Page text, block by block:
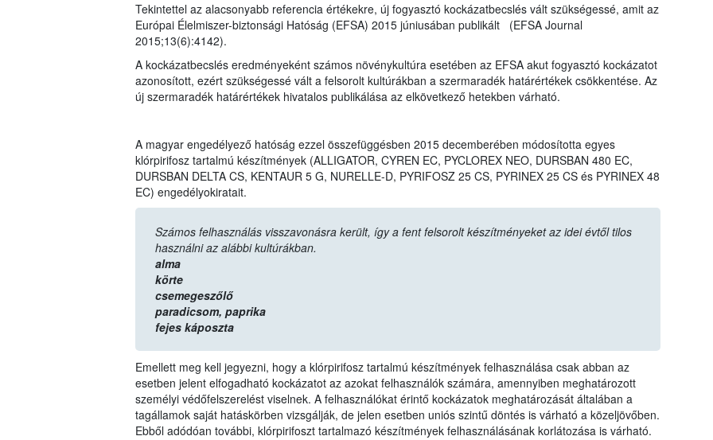
Tekintettel az alacsonyabb referencia értékekre, új fogyasztó kockázatbecslés vált szükségessé, amit az
Európai Élelmiszer-biztonsági Hatóság (EFSA) 2015 júniusában publikált (EFSA Journal
2015;13(6):4142).
A kockázatbecslés eredményeként számos növénykultúra esetében az EFSA akut fogyasztó kockázatot
azonosított, ezért szükségessé vált a felsorolt kultúrákban a szermaradék határértékek csökkentése. Az
új szermaradék határértékek hivatalos publikálása az elkövetkező hetekben várható.
A magyar engedélyező hatóság ezzel összefüggésben 2015 decemberében módosította egyes
klórpirifosz tartalmú készítmények (ALLIGATOR, CYREN EC, PYCLOREX NEO, DURSBAN 480 EC,
DURSBAN DELTA CS, KENTAUR 5 G, NURELLE-D, PYRIFOSZ 25 CS, PYRINEX 25 CS és PYRINEX 48
EC) engedélyokiratait.
Számos felhasználás visszavonásra került, így a fent felsorolt készítményeket az idei évtől tilos
használni az alábbi kultúrákban.
alma
körte
csemegeszőlő
paradicsom, paprika
fejes káposzta
Emellett meg kell jegyezni, hogy a klórpirifosz tartalmú készítmények felhasználása csak abban az
esetben jelent elfogadható kockázatot az azokat felhasználók számára, amennyiben meghatározott
személyi védőfelszerelést viselnek. A felhasználókat érintő kockázatok meghatározását általában a
tagállamok saját hatáskörben vizsgálják, de jelen esetben uniós szintű döntés is várható a közeljövőben.
Ebből adódóan további, klórpirifoszt tartalmazó készítmények felhasználásának korlátozása is várható.